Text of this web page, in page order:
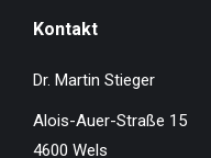
Kontakt
Dr. Martin Stieger
Alois-Auer-Straße 15
4600 Wels